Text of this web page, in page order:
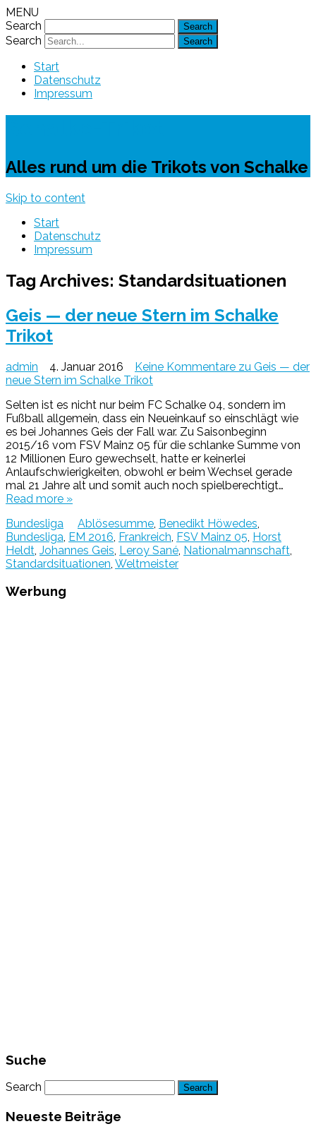
MENU
Search
Search
Start
Datenschutz
Impressum
Alles rund um die Trikots von Schalke
Skip to content
Start
Datenschutz
Impressum
Tag Archives: Standardsituationen
Geis — der neue Stern im Schalke
Trikot
admin 4. Januar 2016 Keine Kommentare zu Geis — der
neue Stern im Schalke Trikot
Selten ist es nicht nur beim FC Schalke 04, sondern im
Fußball allgemein, dass ein Neueinkauf so einschlägt wie
es bei Johannes Geis der Fall war. Zu Saisonbeginn
2015/16 vom FSV Mainz 05 für die schlanke Summe von
12 Millionen Euro gewechselt, hatte er keinerlei
Anlaufschwierigkeiten, obwohl er beim Wechsel gerade
mal 21 Jahre alt und somit auch noch spielberechtigt…
Read more »
Bundesliga
Ablösesumme Benedikt Höwedes
Bundesliga EM 2016 Frankreich FSV Mainz 05 Horst
Heldt Johannes Geis Leroy Sané Nationalmannschaft
Standardsituationen Weltmeister
Werbung
Suche
Search
Neueste Beiträge